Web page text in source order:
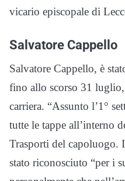
vicario episcopale di
Salvatore Cappello
Salvatore Cappello, è
fino allo scorso 31
carriera. “Assunto l’1°
tutte le tappe all’interno
Trasporti del
stato riconosciuto “per i